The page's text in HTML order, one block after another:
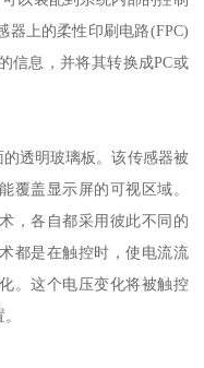
器上的柔性印刷电路(FPC)
信息，并将其转换成PC或
透明玻璃板。该传感器被
覆盖显示屏的可视区域。
，各自都采用彼此不同的
都是在触控时，使电流流
。这个电压变化将被触控